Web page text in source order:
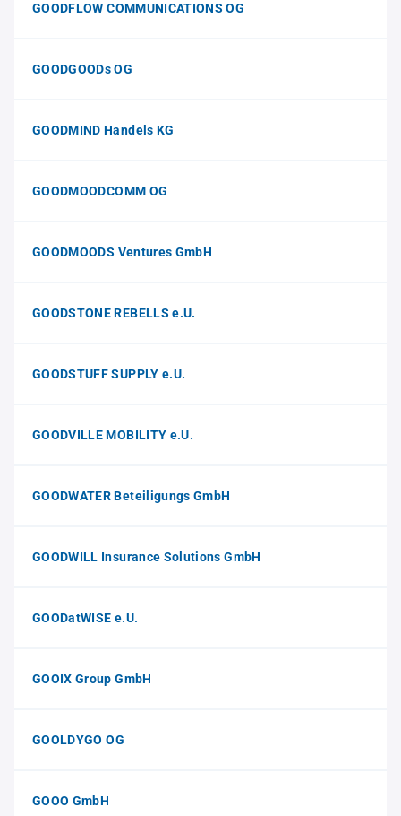
GOODFLOW COMMUNICATIONS OG
GOODGOODs OG
GOODMIND Handels KG
GOODMOODCOMM OG
GOODMOODS Ventures GmbH
GOODSTONE REBELLS e.U.
GOODSTUFF SUPPLY e.U.
GOODVILLE MOBILITY e.U.
GOODWATER Beteiligungs GmbH
GOODWILL Insurance Solutions GmbH
GOODatWISE e.U.
GOOIX Group GmbH
GOOLDYGO OG
GOOO GmbH